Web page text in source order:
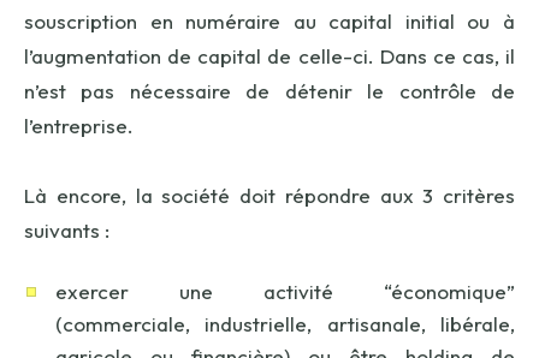
souscription en numéraire au capital initial ou à
l’augmentation de capital de celle-ci. Dans ce cas, il
n’est pas nécessaire de détenir le contrôle de
l’entreprise.
Là encore, la société doit répondre aux 3 critères
suivants :
exercer une activité “économique”
(commerciale, industrielle, artisanale, libérale,